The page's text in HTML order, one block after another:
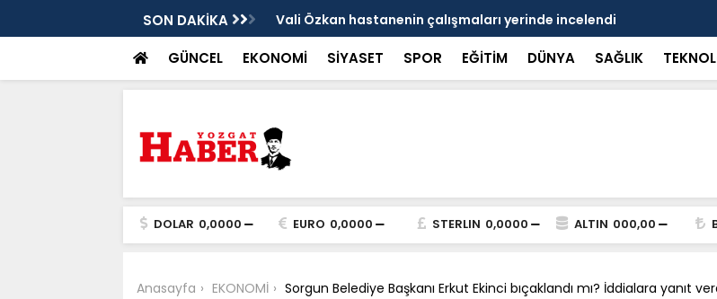
SON DAKİKA Vali Özkan hastanenin çalışmaları yerinde incelendi
GÜNCEL EKONOMİ SİYASET SPOR EĞİTİM DÜNYA SAĞLIK
DOLAR 0,0000 EURO 0,0000 STERLIN 0,0000 ALTIN 000,00
Anasayfa EKONOMİ Sorgun Belediye Başkanı Erkut Ekinci bıçaklandı mı? İddialara yanıt